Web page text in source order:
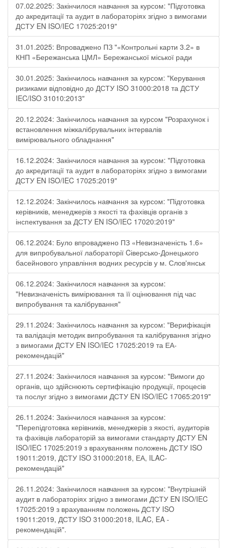
07.02.2025: Закінчилося навчання за курсом: "Підготовка
до акредитації та аудит в лабораторіях згідно з вимогами
ДСТУ EN ISO/IEC 17025:2019"
31.01.2025: Впроваджено ПЗ "«Контрольні карти 3.2» в
КНП «Бережанська ЦМЛ» Бережанської міської ради
30.01.2025: Закінчилось навчання за курсом: "Керування
ризиками відповідно до ДСТУ ISO 31000:2018 та ДСТУ
IEC/ISO 31010:2013"
20.12.2024: Закінчилось навчання за курсом "Розрахунок і
встановлення міжкалібрувальних інтервалів
вимірювального обладнання"
16.12.2024: Закінчилося навчання за курсом: "Підготовка
до акредитації та аудит в лабораторіях згідно з вимогами
ДСТУ EN ISO/IEC 17025:2019"
12.12.2024: Закінчилось навчання за курсом: "Підготовка
керівників, менеджерів з якості та фахівців органів з
інспектування за ДСТУ EN ISO/IEC 17020:2019"
06.12.2024: Було впроваджено ПЗ «Невизначеність 1.6»
для випробувальної лабораторії Cіверсько-Донецького
басейнового управління водних ресурсів у м. Слов'янськ
06.12.2024: Закінчилося навчання за курсом:
"Невизначеність вимірювання та її оцінювання під час
випробування та калібрування"
29.11.2024: Закінчилось навчання за курсом: "Верифікація
та валідація методик випробування та калібрування згідно
з вимогами ДСТУ EN ISO/IEC 17025:2019 та ЕА-
рекомендацій"
27.11.2024: Закінчилося навчання за курсом: "Вимоги до
органів, що здійснюють сертифікацію продукції, процесів
та послуг згідно з вимогами ДСТУ EN ISO/IEC 17065:2019"
26.11.2024: Закінчилося навчання за курсом:
"Перепідготовка керівників, менеджерів з якості, аудиторів
та фахівців лабораторій за вимогами стандарту ДСТУ EN
ISO/IEC 17025:2019 з врахуванням положень ДСТУ ISO
19011:2019, ДСТУ ISO 31000:2018, ЕА, ILAC-
рекомендацій"
26.11.2024: Закінчилося навчання за курсом: "Внутрішній
аудит в лабораторіях згідно з вимогами ДСТУ EN ISO/IEC
17025:2019 з врахуванням положень ДСТУ ISO
19011:2019, ДСТУ ISO 31000:2018, ILAC, EA -
рекомендацій".